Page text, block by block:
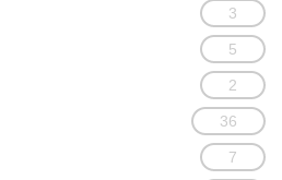
3
5
2
36
7